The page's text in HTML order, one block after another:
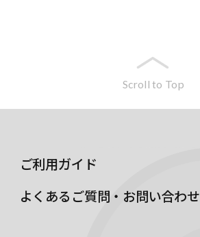
Scroll to Top
ご利用ガイド
よくあるご質問・お問い合わせ